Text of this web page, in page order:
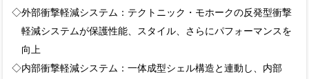
◇外部衝撃軽減システム：テクトニック・モホークの反発型衝撃
軽減システムが保護性能、スタイル、さらにパフォーマンスを
向上
◇内部衝撃軽減システム：一体成型シェル構造と連動し、内部